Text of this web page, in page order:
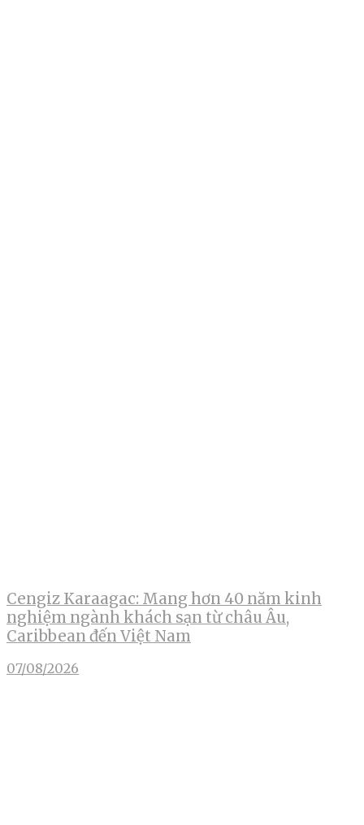
Cengiz Karaagac: Mang hơn 40 năm kinh
nghiệm ngành khách sạn từ châu Âu,
Caribbean đến Việt Nam
07/08/2026